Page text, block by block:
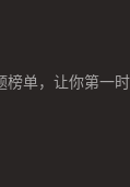
单，让你第一时